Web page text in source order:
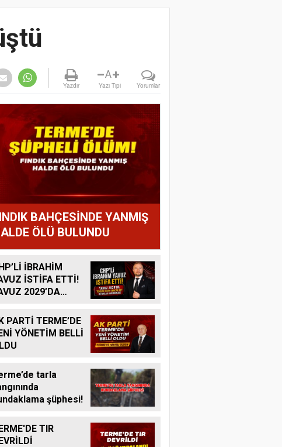
Yazdır
A
Yazı Tipi Yorumlar
BAHÇESİNDE YANMIŞ
ÖLÜ BULUNDU
İBRAHİM
İSTİFA ETTİ!
2029’DA
MI?
PARTİ TERME’DE
YÖNETİM BELLİ
tarla
şüphesi!
TIR